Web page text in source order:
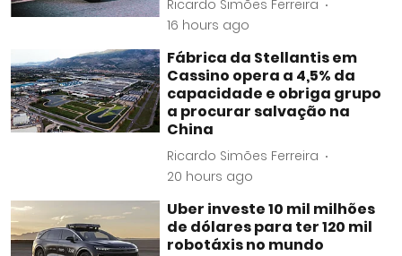
Ricardo Simões Ferreira
16 hours ago
Fábrica da Stellantis em
Cassino opera a 4,5% da
capacidade e obriga grupo
a procurar salvação na
China
Ricardo Simões Ferreira
20 hours ago
Uber investe 10 mil milhões
de dólares para ter 120 mil
robotáxis no mundo